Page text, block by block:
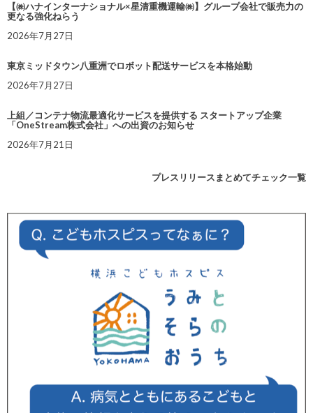
【㈱ハナインターナショナル×星清重機運輸㈱】グループ会社で販売力の
更なる強化ねらう
2026年7月27日
東京ミッドタウン八重洲でロボット配送サービスを本格始動
2026年7月27日
上組／コンテナ物流最適化サービスを提供する スタートアップ企業
「OneStream株式会社」への出資のお知らせ
2026年7月21日
プレスリリースまとめてチェック一覧